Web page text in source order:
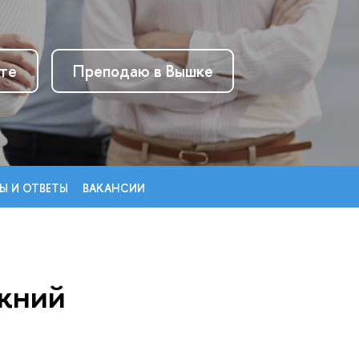
Преподаю в Вышке
И ОТВЕТЫ АКАНСИИ